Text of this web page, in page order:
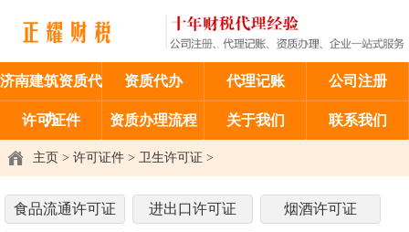
济南建筑资质代
办
资质代办 代理记账 公司注册
许可证件 资质办理流程 关于我们 联系我们
主页 > 许可证件 > 卫生许可证 >
食品流通许可证 进出口许可证 烟酒许可证